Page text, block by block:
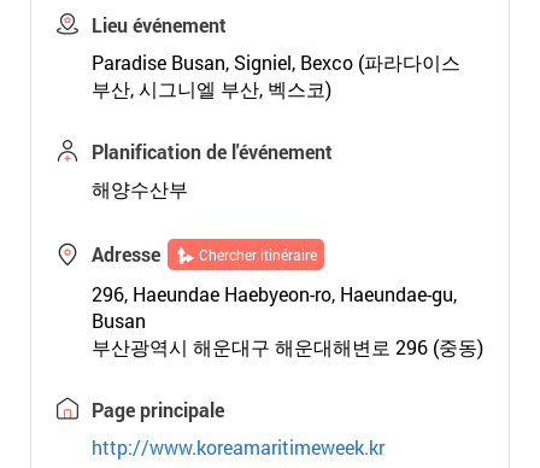
Lieu événement
Paradise Busan, Signiel, Bexco (파라다이스
부산, 시그니엘 부산, 벡스코)
Planification de l'événement
해양수산부
Adresse Chercher itinéraire
296, Haeundae Haebyeon-ro, Haeundae-gu,
Busan
부산광역시 해운대구 해운대해변로 296 (중동)
Page principale
http://www.koreamaritimeweek.kr